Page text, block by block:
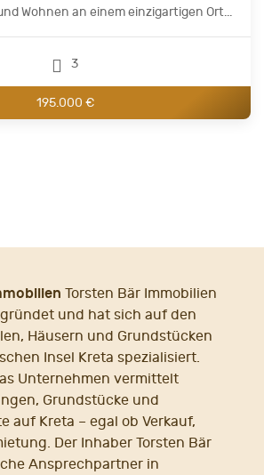
Wohnen an einem einzigartigen Ort...
3
195.000 €
Torsten Bär Immobilien
und hat sich auf den
Häusern und Grundstücken
Insel Kreta spezialisiert.
Unternehmen vermittelt
Grundstücke und
auf Kreta – egal ob Verkauf,
Der Inhaber Torsten Bär
Ansprechpartner in